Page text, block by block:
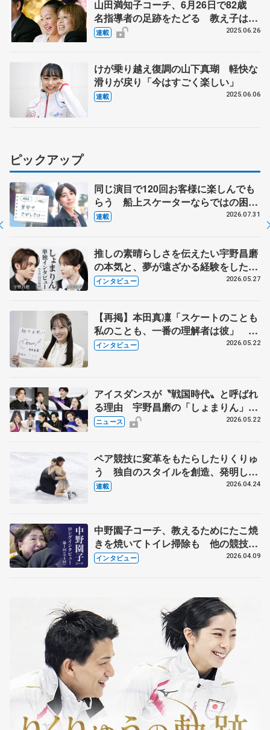
山田満知子コーチ、6月26日で82歳
名指導者の足跡をたどる 教え子は伊
藤みどり、浅田真央、村上佳菜子、宇
連載 2025.06.26
けが乗り越え復調の山下真瑚 軽快な
滑りが戻り「今はすごく楽しい」
連載 2025.06.06
ピックアップ
同じ演目で120回お客様に楽しんでも
らう 船上スケーターならではの困難
とは 影響あったPIW前キャプテン松
連載 2026.07.31
推しの素晴らしさを伝えたい宇野昌磨
の本気と、夢が遠ざかる経験をした本
田真凜の覚悟
インタビュー 2026.05.27
【再掲】本田真凜「スケートのことも
私のことも、一番の理解者は彼」 引
退時の単独インタビューで語った競技
インタビュー 2026.05.22
アイスダンスが〝戦国時代〟と呼ばれ
る理由 宇野昌磨の「しょまりん」ら
実力者が相次いで参戦 国内の競争激
ニュース 2026.05.22
ペア競技に変革をもたらしたりくりゅ
う 独自のスタイルを創造、発明した
【引退発表後②】
連載 2026.04.24
中野園子コーチ、教えるためにたこ焼
きを焼いてトイレ掃除も 他の競技に
も通用するという坂本花織の筋肉
インタビュー 2026.04.09